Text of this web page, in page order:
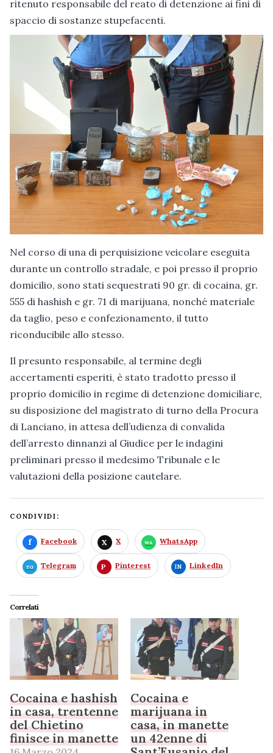
ritenuto responsabile del reato di detenzione ai fini di
spaccio di sostanze stupefacenti.
Nel corso di una di perquisizione veicolare eseguita
durante un controllo stradale, e poi presso il proprio
domicilio, sono stati sequestrati 90 gr. di cocaina, gr.
555 di hashish e gr. 71 di marijuana, nonché materiale
da taglio, peso e confezionamento, il tutto
riconducibile allo stesso.
Il presunto responsabile, al termine degli
accertamenti esperiti, è stato tradotto presso il
proprio domicilio in regime di detenzione domiciliare,
su disposizione del magistrato di turno della Procura
di Lanciano, in attesa dell’udienza di convalida
dell’arresto dinnanzi al Giudice per le indagini
preliminari presso il medesimo Tribunale e le
valutazioni della posizione cautelare.
CONDIVIDI:
Facebook X WhatsApp
Telegram Pinterest LinkedIn
Correlati
Cocaina e hashish
in casa, trentenne
del Chietino
finisce in manette
Cocaina e
marijuana in
casa, in manette
un 42enne di